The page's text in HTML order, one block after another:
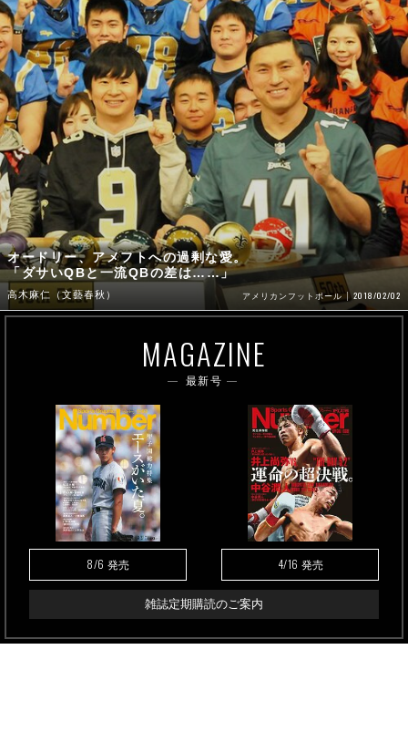
オードリー、アメフトへの過剰な愛。
「ダサいQBと一流QBの差は……」
高木麻仁（文藝春秋） アメリカンフットボール 2018/02/02
MAGAZINE
最新号
8/6 発売 4/16 発売
雑誌定期購読のご案内